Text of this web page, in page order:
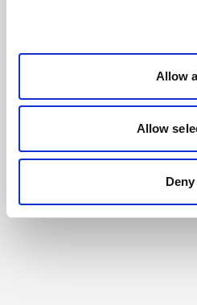
Allow
Allow
Deny